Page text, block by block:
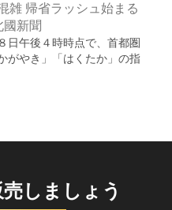
雑 帰省ラッシュ始まる
國新聞
日午後４時時点で、首都圏
がやき」「はくたか」の指
しましょう